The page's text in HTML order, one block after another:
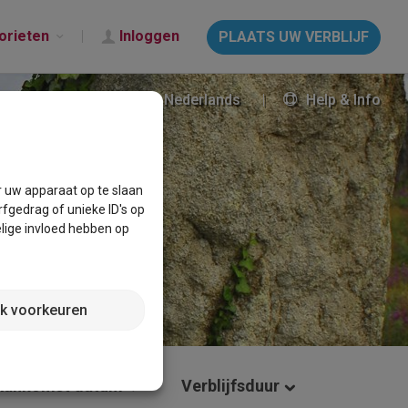
Inloggen PLAATS UW VERBLIJF
Nederlands Help & Info
Verblijfsduur
apparaat op te slaan
of unieke ID's op
invloed hebben op
voorkeuren